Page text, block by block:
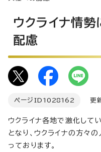
ウクライナ情
配慮
ページID 1028162 更
ウクライナ各地で激化して
となり、ウクライナの方々
っております。